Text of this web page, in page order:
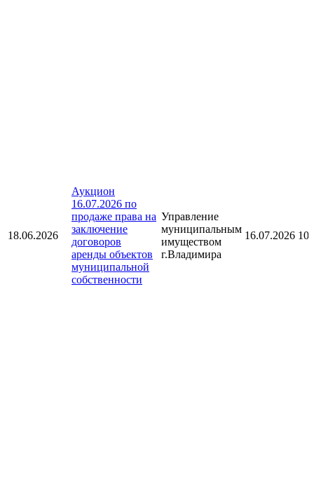
18.06.2026
Аукцион
16.07.2026 по
продаже права на
заключение
договоров
аренды объектов
муниципальной
собственности
Управление
муниципальным
имуществом
г.Владимира
16.07.2026